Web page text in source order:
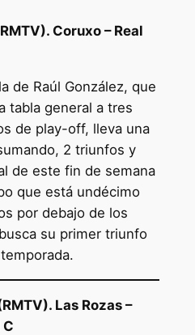
Coruxo – Real
de Raúl González, que
tabla general a tres
de play-off, lleva una
2 triunfos y
de este fin de semana
que está undécimo
por debajo de los
su primer triunfo
Las Rozas –